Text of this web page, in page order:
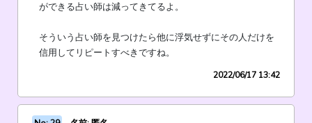
ができる占い師は減ってきてるよ。
そういう占い師を見つけたら他に浮気せずにその人だけを
信用してリピートすべきですね。
2022/06/17 13:42